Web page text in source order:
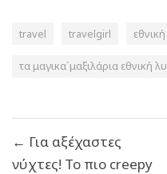
travel travelgirl
τα μαγικα΄μαξιλάρια εθνική
άρθρων
← Για αξέχαστες
νύχτες! Το πιο creepy